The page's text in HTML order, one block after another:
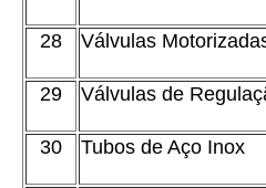
28 Válvulas
29 Válvulas de
30 Tubos de Aço Inox